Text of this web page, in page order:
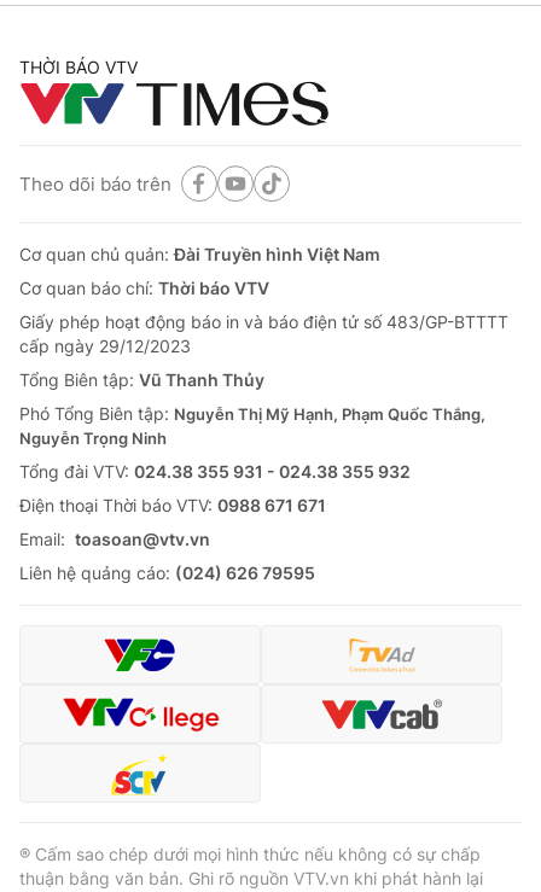
Emagazine Podcast
Photo Infographic
VTV Sức khoẻ Bất động sản
Thị trường 24h
VTV4
VTV9 VTV8
Liên hệ tòa soạn English
THỜI BÁO VTV
Cơ quan chủ quản:Đài Truyền hình Việt Nam
THỜI BÁO VTV
Theo dõi báo trên
Cơ quan chủ quản:Đài Truyền hình Việt Nam
Cơ quan báo chí: Thời báo VTV
Giấy phép hoạt động báo in và báo điện tử số 483/GP-BTTTT
cấp ngày 29/12/2023
Tổng Biên tập: Vũ Thanh Thủy
Phó Tổng Biên tập: Nguyễn Thị Mỹ Hạnh, Phạm Quốc Thắng,
Nguyễn Trọng Ninh
Tổng đài VTV: 024.38 355 931 - 024.38 355 932
Ðiện thoại Thời báo VTV: 0988 671 671
Email: toasoan@vtv.vn
Liên hệ quảng cáo: (024) 626 79595
® Cấm sao chép dưới mọi hình thức nếu không có sự chấp
thuận bằng văn bản. Ghi rõ nguồn VTV.vn khi phát hành lại